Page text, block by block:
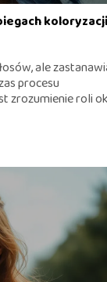
ale
procesu
zrozumienie roli